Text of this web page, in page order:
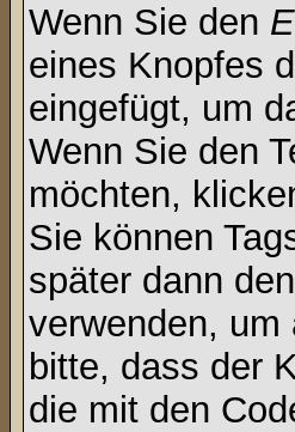
Wenn Sie den
eines Knopfes
eingefügt, um
Wenn Sie den
möchten,
Sie können
später dann
verwenden, um
bitte, dass der
die mit den